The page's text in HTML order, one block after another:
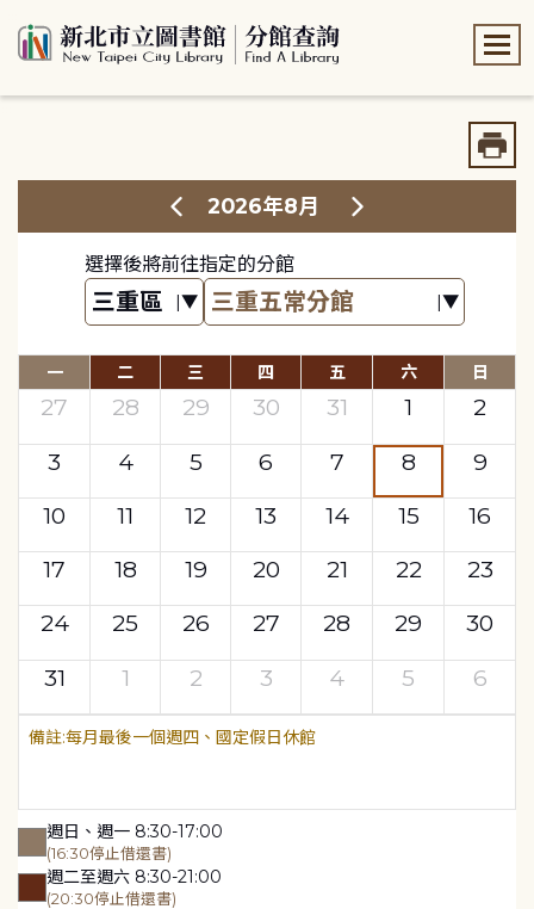
2026年8月
選擇後將前往指定的分館
一 二 三 四 五 六 日
27 28 29 30 31 1
2
3
4 5 6 7 8
9
10
11 12 13 14 15
16
17
18 19 20 21 22
23
24
25 26 27 28 29
30
31
1 2 3 4 5 6
每月最後一個週四、國定假日休館
週日、週一 8:30-17:00
(16:30停止借還書)
週二至週六 8:30-21:00
(20:30停止借還書)